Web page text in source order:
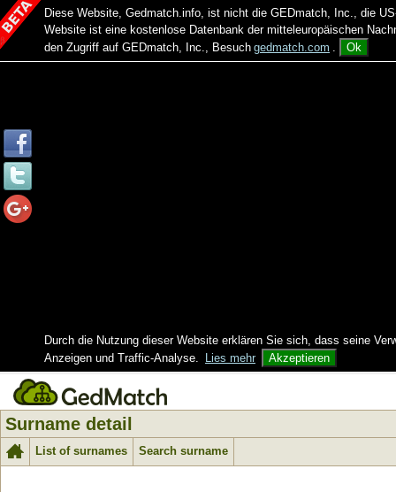
Diese Website, Gedmatch.info, ist nicht die GEDmatch, Inc., die
Website ist eine kostenlose Datenbank der mitteleuropäischen
den Zugriff auf GEDmatch, Inc., Besuch gedmatch.com . Ok
Durch die Nutzung dieser Website erklären Sie sich, dass seine
Anzeigen und Traffic-Analyse.
Lies mehr Akzeptieren
Surname detail
List of surnames Search surname